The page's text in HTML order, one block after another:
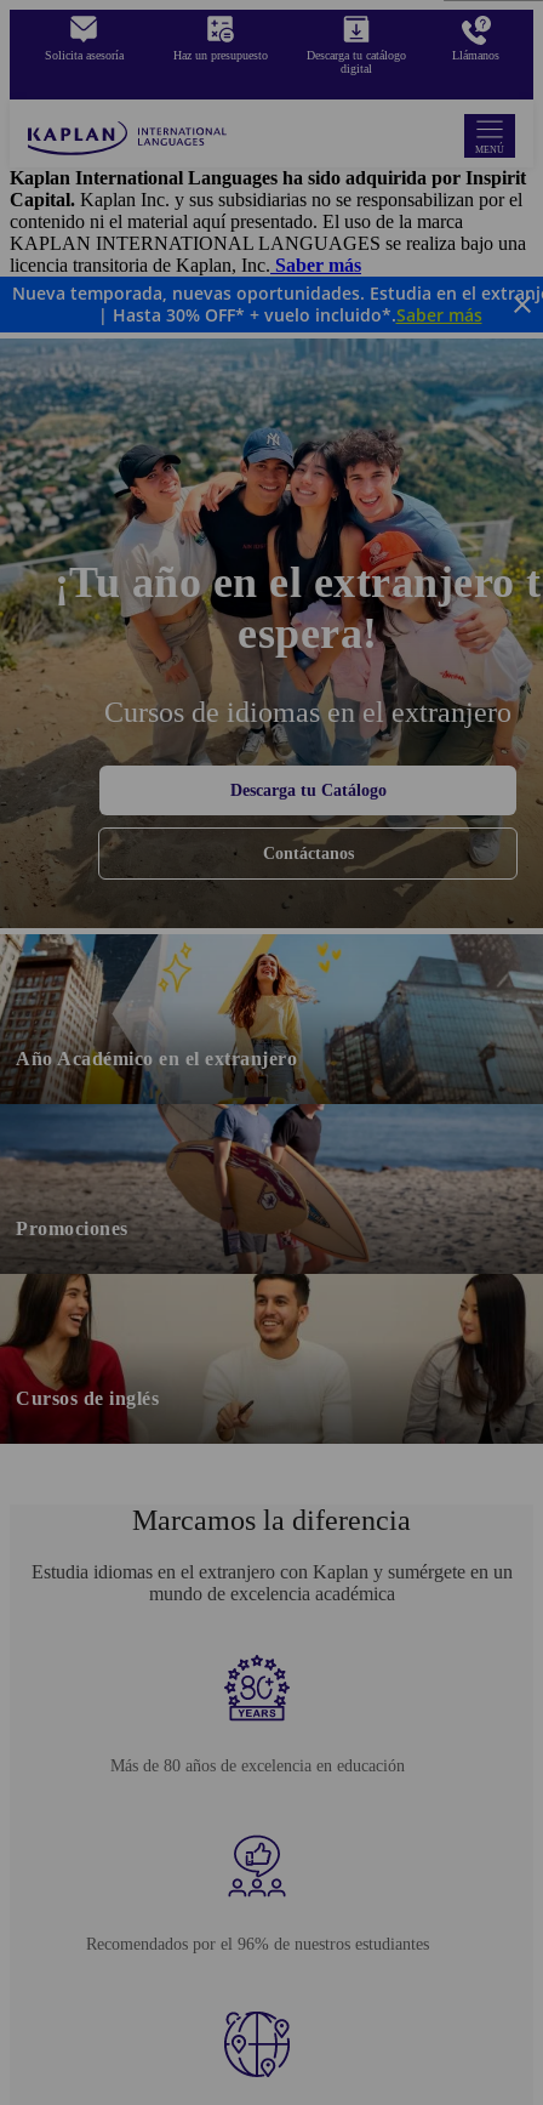
contenido
Solicita asesoría Haz un presupuesto
Descarga tu catálogo
digital
Llámanos
MENÚ
Kaplan International Languages ha sido adquirida por Inspirit
Capital. Kaplan Inc. y sus subsidiarias no se responsabilizan por el
contenido ni el material aquí presentado. El uso de la marca
KAPLAN INTERNATIONAL LANGUAGES se realiza bajo una
licencia transitoria de Kaplan, Inc. Saber más
Nueva temporada, nuevas oportunidades. Estudia en el
| Hasta 30% OFF* + vuelo incluido*.Saber más
Cursos de idiomas en el extranjero
¡Tu año en el extranjero
espera!
Descarga tu Catálogo
Contáctanos
Año Académico en el extranjero
Promociones
Cursos de inglés
Marcamos la diferencia
Estudia idiomas en el extranjero con Kaplan y sumérgete en un
mundo de excelencia académica
Más de 80 años de excelencia en educación
Recomendados por el 96% de nuestros estudiantes